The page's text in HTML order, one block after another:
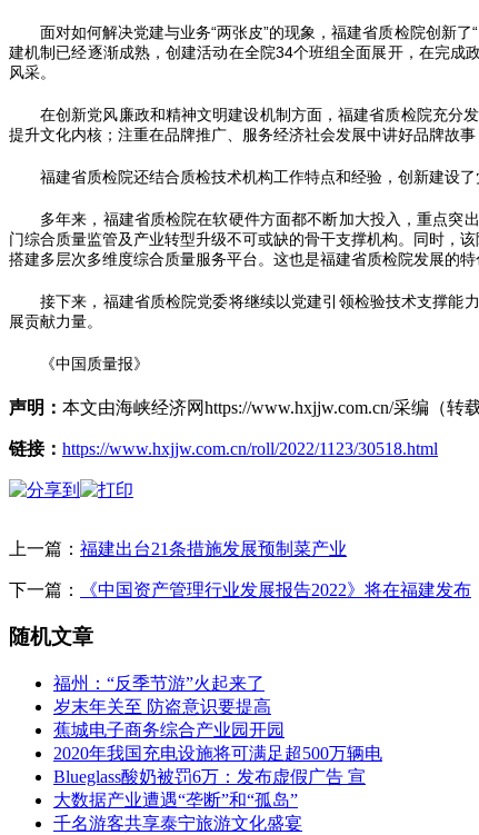
面对如何解决党建与业务“两张皮”的现象，福建省质检院创新了
建机制已经逐渐成熟，创建活动在全院34个班组全面展开，在完成
风采。
在创新党风廉政和精神文明建设机制方面，福建省质检院充分
提升文化内核；注重在品牌推广、服务经济社会发展中讲好品牌故
福建省质检院还结合质检技术机构工作特点和经验，创新建设
多年来，福建省质检院在软硬件方面都不断加大投入，重点突
门综合质量监管及产业转型升级不可或缺的骨干支撑机构。同时，
搭建多层次多维度综合质量服务平台。这也是福建省质检院发展的
接下来，福建省质检院党委将继续以党建引领检验技术支撑能
展贡献力量。
《中国质量报》
声明： 本文由海峡经济网https://www.hxjjw.com.cn/采编（转
链接： https://www.hxjjw.com.cn/roll/2022/1123/30518.html
上一篇： 福建出台21条措施发展预制菜产业
下一篇： 《中国资产管理行业发展报告2022》将在福建发布
随机文章
福州：“反季节游”火起来了
岁末年关至 防盗意识要提高
蕉城电子商务综合产业园开园
2020年我国充电设施将可满足超500万辆电
Blueglass酸奶被罚6万：发布虚假广告 宣
大数据产业遭遇“垄断”和“孤岛”
千名游客共享泰宁旅游文化盛宴